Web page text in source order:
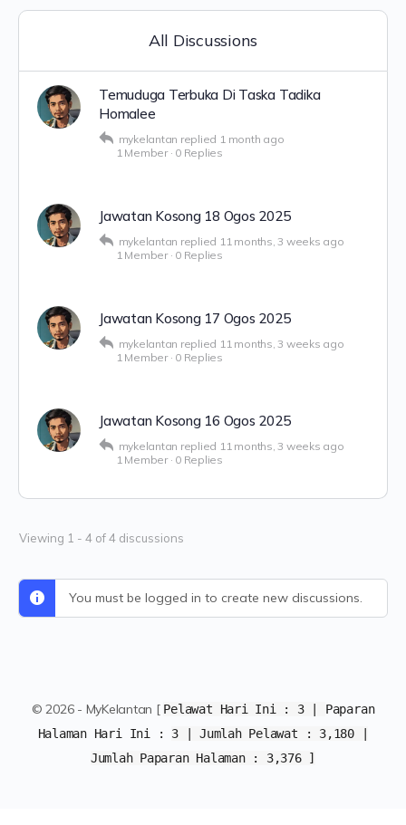
All Discussions
Temuduga Terbuka Di Taska Tadika
Homalee
mykelantan replied 1 month ago
1 Member · 0 Replies
Jawatan Kosong 18 Ogos 2025
mykelantan replied 11 months, 3 weeks ago
1 Member · 0 Replies
Jawatan Kosong 17 Ogos 2025
mykelantan replied 11 months, 3 weeks ago
1 Member · 0 Replies
Jawatan Kosong 16 Ogos 2025
mykelantan replied 11 months, 3 weeks ago
1 Member · 0 Replies
Viewing 1 - 4 of 4 discussions
You must be logged in to create new discussions.
© 2026 - MyKelantan [ Pelawat Hari Ini : 3
Paparan
Halaman Hari Ini : 3 | Jumlah Pelawat : 3,180 |
Jumlah Paparan Halaman : 3,376 ]